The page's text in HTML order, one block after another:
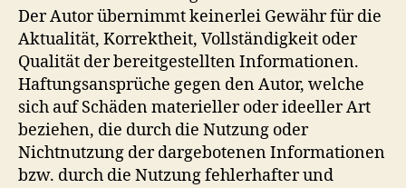
Der Autor übernimmt keinerlei Gewähr für die
Aktualität, Korrektheit, Vollständigkeit oder
Qualität der bereitgestellten Informationen.
Haftungsansprüche gegen den Autor, welche
sich auf Schäden materieller oder ideeller Art
beziehen, die durch die Nutzung oder
Nichtnutzung der dargebotenen Informationen
bzw. durch die Nutzung fehlerhafter und